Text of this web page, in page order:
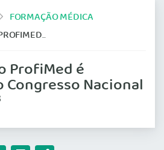
FORMAÇÃO MÉDICA
NACIONAL
ProfiMed é
Nacional